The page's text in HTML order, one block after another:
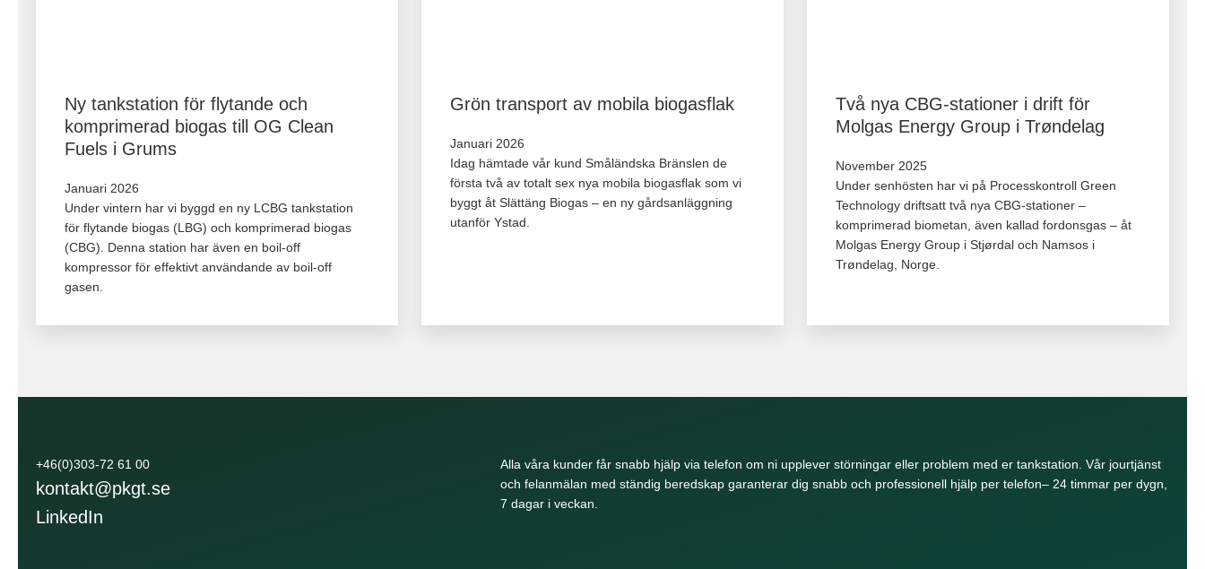
Ny tankstation för flytande och
komprimerad biogas till OG Clean
Fuels i Grums
Januari 2026
Under vintern har vi byggd en ny LCBG tankstation
för flytande biogas (LBG) och komprimerad biogas
(CBG). Denna station har även en boil-off
kompressor för effektivt användande av boil-off
gasen.
Grön transport av mobila biogasflak
Januari 2026
Idag hämtade vår kund Småländska Bränslen de
första två av totalt sex nya mobila biogasflak som vi
byggt åt Slättäng Biogas – en ny gårdsanläggning
utanför Ystad.
Två nya CBG-stationer i drift för
Molgas Energy Group i Trøndelag
November 2025
Under senhösten har vi på Processkontroll Green
Technology driftsatt två nya CBG‑stationer –
komprimerad biometan, även kallad fordonsgas – åt
Molgas Energy Group i Stjørdal och Namsos i
Trøndelag, Norge.
+46(0)303-72 61 00
kontakt@pkgt.se
LinkedIn
Alla våra kunder får snabb hjälp via telefon om ni upplever störningar eller problem med er tankstation. Vår jourtjänst
och felanmälan med ständig beredskap garanterar dig snabb och professionell hjälp per telefon– 24 timmar per dygn,
7 dagar i veckan.